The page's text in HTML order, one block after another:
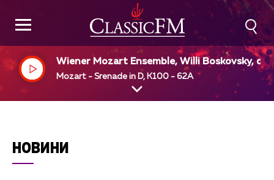
Wiener Mozart Ensemble, Willi Boskovsky, dir
Mozart - Srenade in D, K100 - 62A
НОВИНИ